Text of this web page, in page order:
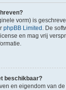
vorm) is
phpBB Limited . De
en mag vrij
beschikbaar?
en eigendom van